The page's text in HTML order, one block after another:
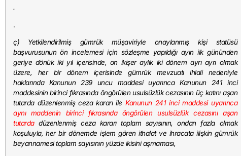
.
.
ç) Yetkilendirilmiş gümrük müşaviriyle onaylanmış kişi statüsü
başvurusunun ön incelemesi için sözleşme yapıldığı ayın ilk gününden
geriye dönük iki yıl içerisinde, on ikişer aylık iki dönem ayrı ayrı olmak
üzere, her bir dönem içerisinde gümrük mevzuatı ihlali nedeniyle
haklarında Kanunun 239 uncu maddesi uyarınca Kanunun 241 inci
maddesinin birinci fıkrasında öngörülen usulsüzlük cezasının üç katını aşan
tutarda düzenlenmiş ceza kararı ileKanunun 241 inci maddesi uyarınca
aynı maddenin birinci fıkrasında öngörülen usulsüzlük cezasını aşan
tutardadüzenlenmiş ceza kararı toplam sayısının, ondan fazla olmak
koşuluyla, her bir dönemde işlem gören ithalat ve ihracata ilişkin gümrük
beyannamesi toplam sayısının yüzde ikisini aşmaması,